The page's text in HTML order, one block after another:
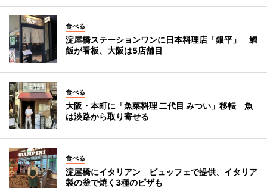
食べる
淀屋橋ステーションワンに日本料理店「銀平」 鯛
飯が看板、大阪は5店舗目
食べる
大阪・本町に「魚菜料理 二代目 みつい」移転 魚
は淡路から取り寄せる
食べる
淀屋橋にイタリアン ビュッフェで提供、イタリア
製の釜で焼く3種のピザも